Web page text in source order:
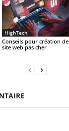
HighTech
Conseils pour création de
site web pas cher